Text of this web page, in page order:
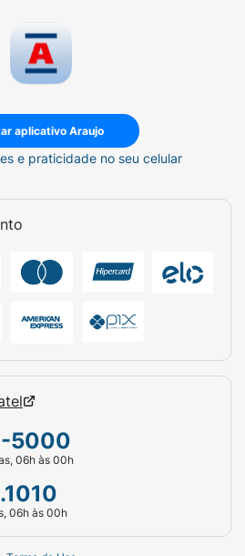
aplicativo Araujo
e praticidade no seu celular
5000
06h às 00h
06h às 00h